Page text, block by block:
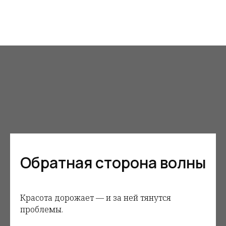
Обратная сторона волны
Красота дорожает — и за ней тянутся
проблемы.